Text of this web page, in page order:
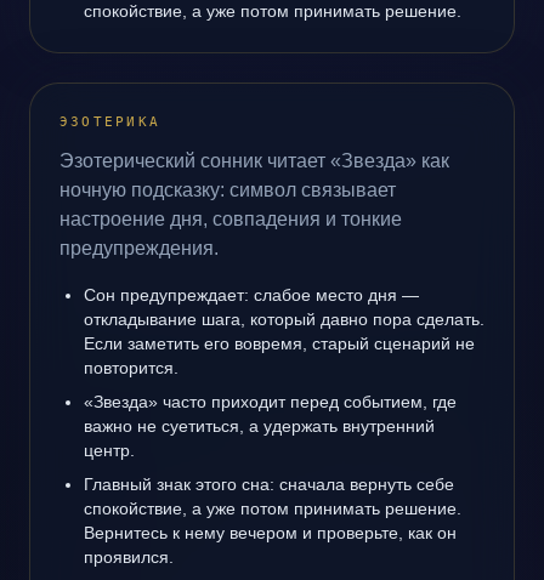
спокойствие, а уже потом принимать решение.
ЭЗОТЕРИКА
Эзотерический сонник читает «Звезда» как
ночную подсказку: символ связывает
настроение дня, совпадения и тонкие
предупреждения.
Сон предупреждает: слабое место дня —
откладывание шага, который давно пора сделать.
Если заметить его вовремя, старый сценарий не
повторится.
«Звезда» часто приходит перед событием, где
важно не суетиться, а удержать внутренний
центр.
Главный знак этого сна: сначала вернуть себе
спокойствие, а уже потом принимать решение.
Вернитесь к нему вечером и проверьте, как он
проявился.